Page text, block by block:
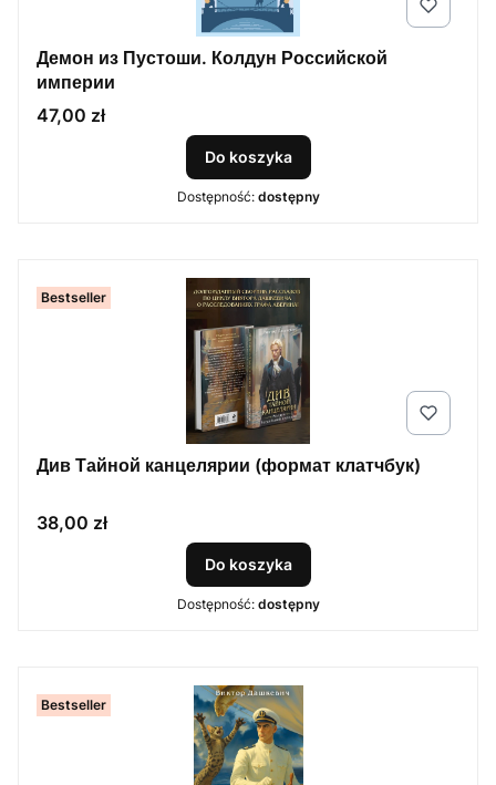
Демон из Пустоши. Колдун Российской
империи
Cena
47,00 zł
Do koszyka
Dostępność: dostępny
Bestseller
Див Тайной канцелярии (формат клатчбук)
Cena
38,00 zł
Do koszyka
Dostępność: dostępny
Bestseller